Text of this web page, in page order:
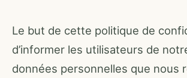
Le but de cette politique de
d’informer les utilisateurs de
données personnelles que nous